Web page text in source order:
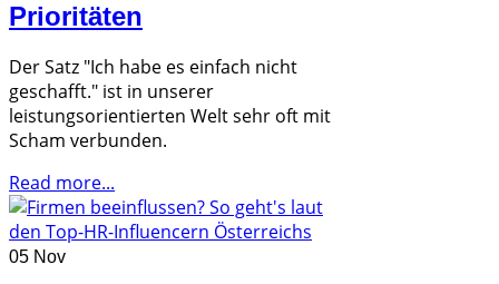
Prioritäten
Der Satz "Ich habe es einfach nicht
geschafft." ist in unserer
leistungsorientierten Welt sehr oft mit
Scham verbunden.
Read more...
05 Nov